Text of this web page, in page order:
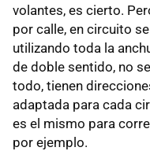
volantes, es cierto.
por calle, en circuito
utilizando toda la
de doble sentido, no
todo, tienen
adaptada para cada
es el mismo para
por ejemplo.